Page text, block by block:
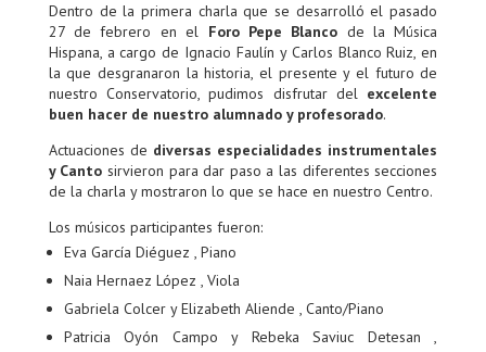
Dentro de la primera charla que se desarrolló el pasado
27 de febrero en el Foro Pepe Blanco de la Música
Hispana, a cargo de Ignacio Faulín y Carlos Blanco Ruiz, en
la que desgranaron la historia, el presente y el futuro de
nuestro Conservatorio, pudimos disfrutar del excelente
buen hacer de nuestro alumnado y profesorado.
Actuaciones de diversas especialidades instrumentales
y Canto sirvieron para dar paso a las diferentes secciones
de la charla y mostraron lo que se hace en nuestro Centro.
Los músicos participantes fueron:
Eva García Diéguez , Piano
Naia Hernaez López , Viola
Gabriela Colcer y Elizabeth Aliende , Canto/Piano
Patricia Oyón Campo y Rebeka Saviuc Detesan ,